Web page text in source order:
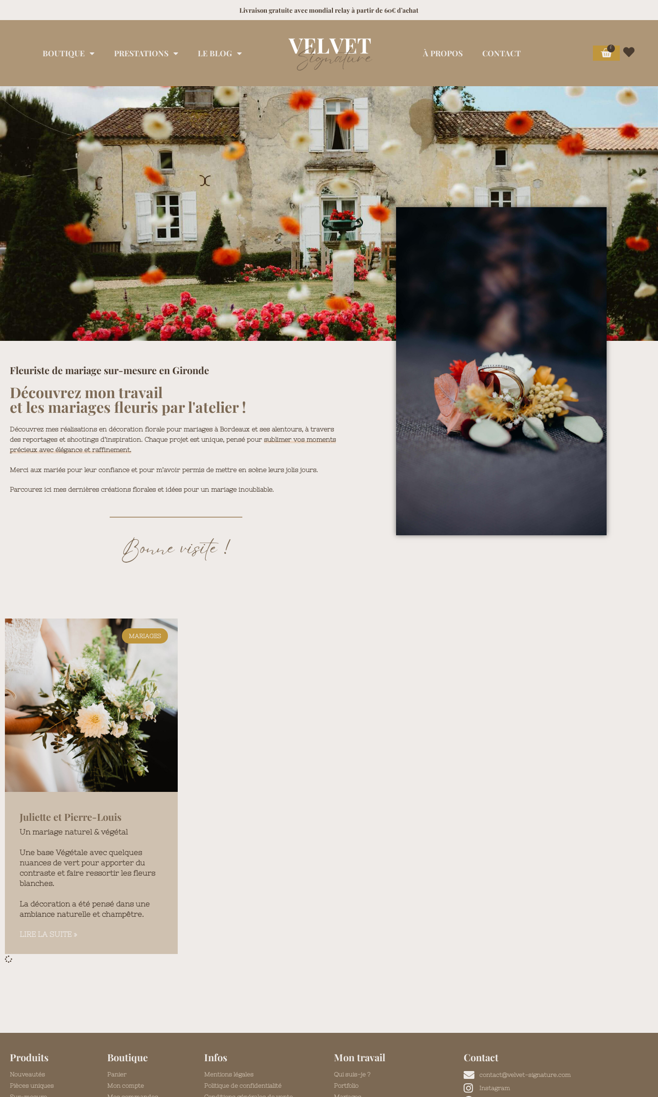
Livraison gratuite avec mondial relay à partir de 60€ d’achat
BOUTIQUE PRESTATIONS LE BLOG À PROPOS CONTACT 0
Fleuriste de mariage sur-mesure en Gironde
Découvrez mon travail
et les mariages fleuris par l'atelier !
Découvrez mes réalisations en décoration florale pour mariages à Bordeaux et ses alentours, à travers
des reportages et shootings d’inspiration. Chaque projet est unique, pensé pour sublimer vos moments
précieux avec élégance et raffinement.
Merci aux mariés pour leur confiance et pour m’avoir permis de mettre en scène leurs jolis jours.
Parcourez ici mes dernières créations florales et idées pour un mariage inoubliable.
Bonne visite !
MARIAGES
Juliette et Pierre-Louis
Un mariage naturel & végétal
Une base Végétale avec quelques
nuances de vert pour apporter du
contraste et faire ressortir les fleurs
blanches.
La décoration a été pensé dans une
ambiance naturelle et champêtre.
LIRE LA SUITE »
Produits
Nouveautés
Pièces uniques
Boutique
Panier
Mon compte
Infos
Mentions légales
Politique de confidentialité
Mon travail
Qui suis-je ?
Portfolio
Contact
contact@velvet-signature.com
Instagram